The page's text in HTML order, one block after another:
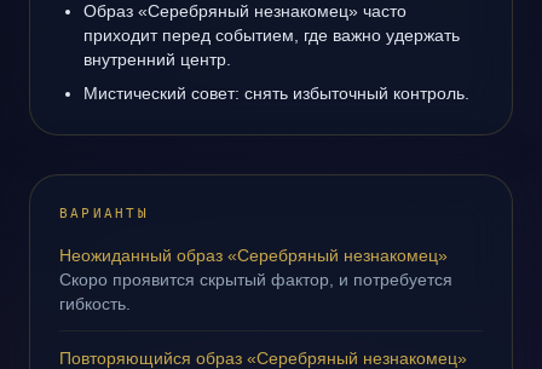
Образ «Серебряный незнакомец» часто
приходит перед событием, где важно удержать
внутренний центр.
Мистический совет: снять избыточный контроль.
ВАРИАНТЫ
Неожиданный образ «Серебряный незнакомец»
Скоро проявится скрытый фактор, и потребуется
гибкость.
Повторяющийся образ «Серебряный незнакомец»